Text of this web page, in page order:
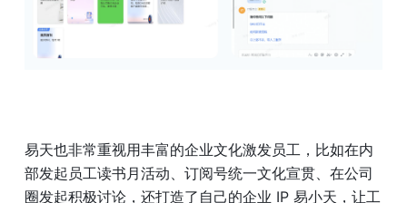
易天也非常重视用丰富的企业文化激发员工，比如在内
部发起员工读书月活动、订阅号统一文化宣贯、在公司
圈发起积极讨论，还打造了自己的企业 IP 易小天，让工